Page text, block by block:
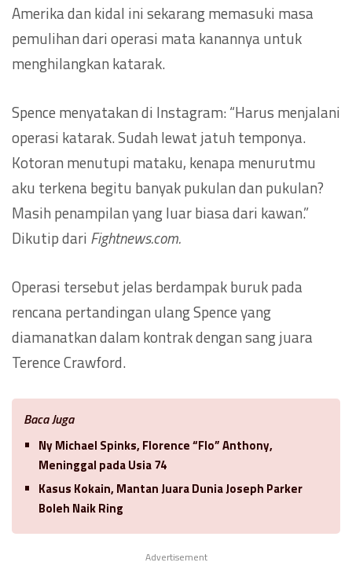
Amerika dan kidal ini sekarang memasuki masa
pemulihan dari operasi mata kanannya untuk
menghilangkan katarak.
Spence menyatakan di Instagram: “Harus menjalani
operasi katarak. Sudah lewat jatuh temponya.
Kotoran menutupi mataku, kenapa menurutmu
aku terkena begitu banyak pukulan dan pukulan?
Masih penampilan yang luar biasa dari kawan.”
Dikutip dari Fightnews.com.
Operasi tersebut jelas berdampak buruk pada
rencana pertandingan ulang Spence yang
diamanatkan dalam kontrak dengan sang juara
Terence Crawford.
Baca Juga
Ny Michael Spinks, Florence “Flo” Anthony,
Meninggal pada Usia 74
Kasus Kokain, Mantan Juara Dunia Joseph Parker
Boleh Naik Ring
Advertisement